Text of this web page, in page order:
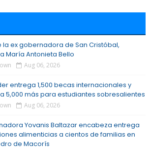
la ex gobernadora de San Cristóbal,
María Antonieta Bello
Aug 06, 2026
entrega 1,500 becas internacionales y
5,000 más para estudiantes sobresalientes
Aug 06, 2026
Yovanis Baltazar encabeza entrega
alimenticias a cientos de familias en
de Macorís